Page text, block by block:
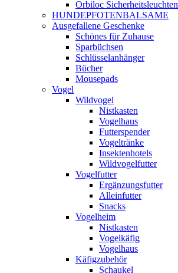
Orbiloc Sicherheitsleuchten
HUNDEPFOTENBALSAME
Ausgefallene Geschenke
Schönes für Zuhause
Sparbüchsen
Schlüsselanhänger
Bücher
Mousepads
Vogel
Wildvogel
Nistkasten
Vogelhaus
Futterspender
Vogeltränke
Insektenhotels
Wildvogelfutter
Vogelfutter
Ergänzungsfutter
Alleinfutter
Snacks
Vogelheim
Nistkasten
Vogelkäfig
Vogelhaus
Käfigzubehör
Schaukel